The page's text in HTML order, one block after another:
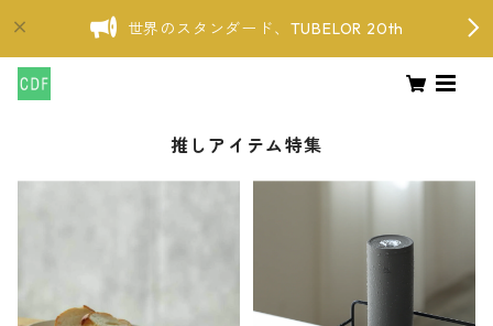
世界のスタンダード、TUBELOR 20th
推しアイテム特集